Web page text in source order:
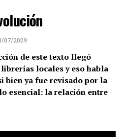
07/2009
de este texto llegó
locales y eso habla
bien ya fue revisado por la
esencial: la relación entre